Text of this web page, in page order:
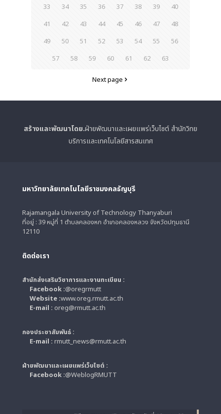
33
34 35 36 37 38 39
40
41
42 43 44 45 46 47
48
49
50 51 52 53 54 55
56
57
58 59 60 61 62 63
Next page
สร้างและพัฒนาโดย.ฝ่ายพัฒนาและเผยแพร่เว็บไซต์ สำนักวิทย
บริการและเทคโนโลยีสารสนเทศ
มหาวิทยาลัยเทคโนโลยีราชมงคลธัญบุรี
Rajamangala University of Technology Thanyaburi
ที่อยู่ : 39 หมู่ที่ 1 ตำบลคลองหก อำเภอคลองหลวง จังหวัดปทุมธานี
12110
ติดต่อเรา
สำนักส่งเสริมวิชาการและงานทะเบียน :
Facebook :@oregrmutt
Website :www.oreg.rmutt.ac.th
E-mail : oreg@rmutt.ac.th
กองประชาสัมพันธ์ :
E-mail : rmutt_news@rmutt.ac.th
ฝ่ายพัฒนาและเผยแพร่เว็บไซต์ :
Facebook :@WeblogRMUTT